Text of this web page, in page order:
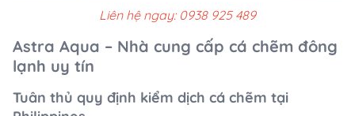
Liên hệ ngay: 0938 925 489
Astra Aqua – Nhà cung cấp cá chẽm đông
lạnh uy tín
Tuân thủ quy định kiểm dịch cá chẽm tại